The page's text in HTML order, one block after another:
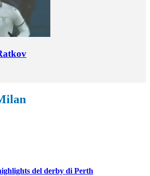
del derby di Perth